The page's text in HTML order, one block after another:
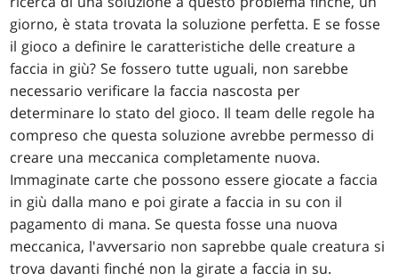
giorno, è stata trovata la soluzione perfetta. E se fosse
il gioco a definire le caratteristiche delle creature a
faccia in giù? Se fossero tutte uguali, non sarebbe
necessario verificare la faccia nascosta per
determinare lo stato del gioco. Il team delle regole ha
compreso che questa soluzione avrebbe permesso di
creare una meccanica completamente nuova.
Immaginate carte che possono essere giocate a faccia
in giù dalla mano e poi girate a faccia in su con il
pagamento di mana. Se questa fosse una nuova
meccanica, l'avversario non saprebbe quale creatura si
trova davanti finché non la girate a faccia in su.